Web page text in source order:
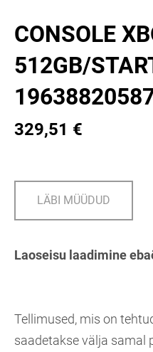
CONSOLE
512GB/
329,51 €
LÄBI MÜÜDUD
Laoseisu laadimine
Tellimused, mis on
saadetakse välja samal